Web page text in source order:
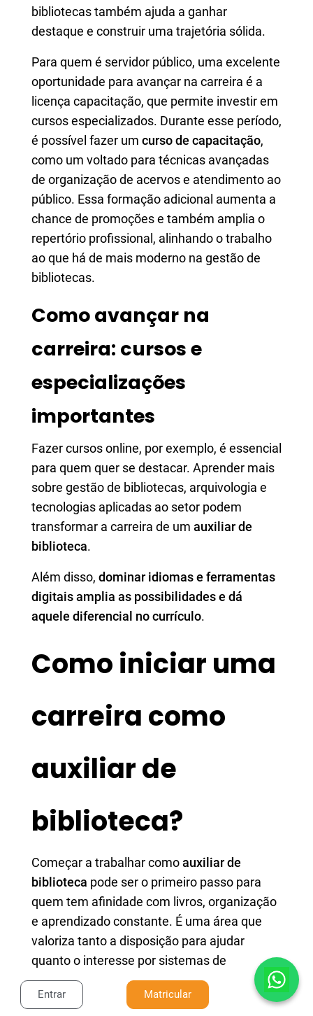
bibliotecas também ajuda a ganhar
destaque e construir uma trajetória sólida.
Para quem é servidor público, uma excelente
oportunidade para avançar na carreira é a
licença capacitação, que permite investir em
cursos especializados. Durante esse período,
é possível fazer um curso de capacitação,
como um voltado para técnicas avançadas
de organização de acervos e atendimento ao
público. Essa formação adicional aumenta a
chance de promoções e também amplia o
repertório profissional, alinhando o trabalho
ao que há de mais moderno na gestão de
bibliotecas.
Como avançar na
carreira: cursos e
especializações
importantes
Fazer cursos online, por exemplo, é essencial
para quem quer se destacar. Aprender mais
sobre gestão de bibliotecas, arquivologia e
tecnologias aplicadas ao setor podem
transformar a carreira de um auxiliar de
biblioteca.
Além disso, dominar idiomas e ferramentas
digitais amplia as possibilidades e dá
aquele diferencial no currículo.
Como iniciar uma
carreira como
auxiliar de
biblioteca?
Começar a trabalhar comoauxiliar de
biblioteca pode ser o primeiro passo para
quem tem afinidade com livros, organização
e aprendizado constante. É uma área que
valoriza tanto a disposição para ajudar
quanto o interesse por sistemas de
informação. Além disso, existem formas
práticas de se qualificar e destacar.
Entrar Matricular